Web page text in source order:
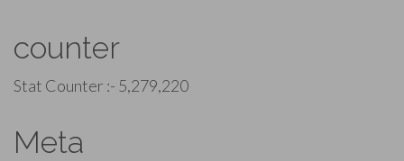
counter
Stat Counter :- 5,279,220
Meta